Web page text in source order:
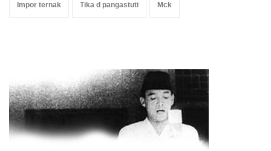
Impor ternak Tika d pangastuti Mck